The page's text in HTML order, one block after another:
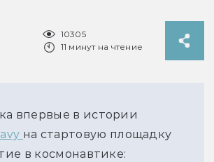
10305
11 минут на чтение
впервые в истории
на стартовую площадку
в космонавтике: